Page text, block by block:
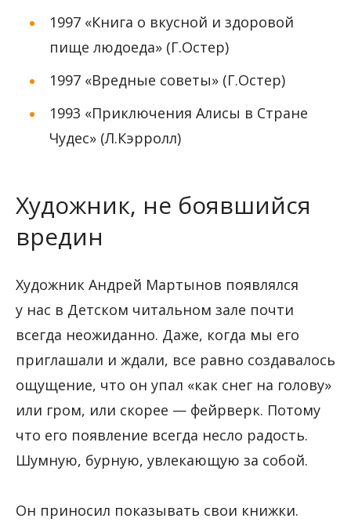
1997 «Книга о вкусной и здоровой
пище людоеда» (Г.Остер)
1997 «Вредные советы» (Г.Остер)
1993 «Приключения Алисы в Стране
Чудес» (Л.Кэрролл)
Художник, не боявшийся
вредин
Художник Андрей Мартынов появлялся
у нас в Детском читальном зале почти
всегда неожиданно. Даже, когда мы его
приглашали и ждали, все равно создавалось
ощущение, что он упал «как снег на голову»
или гром, или скорее — фейрверк. Потому
что его появление всегда несло радость.
Шумную, бурную, увлекающую за собой.
Он приносил показывать свои книжки.